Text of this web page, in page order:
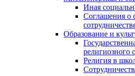
Иная
Соглашения о
Образование и
религиозного
Религия в